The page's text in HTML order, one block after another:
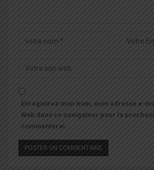
Enregistrez mon nom, mon adresse e-
Web dans ce navigateur pour la
commenterai.